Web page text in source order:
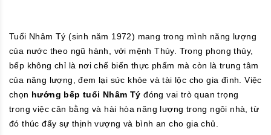
Tuổi Nhâm Tý (sinh năm 1972) mang trong mình năng lượng
của nước theo ngũ hành, với mệnh Thủy. Trong phong thủy,
bếp không chỉ là nơi chế biến thực phẩm mà còn là trung tâm
của năng lượng, đem lại sức khỏe và tài lộc cho gia đình. Việc
chọn hướng bếp tuổi Nhâm Tý đóng vai trò quan trọng
trong việc cân bằng và hài hòa năng lượng trong ngôi nhà, từ
đó thúc đẩy sự thịnh vượng và bình an cho gia chủ.